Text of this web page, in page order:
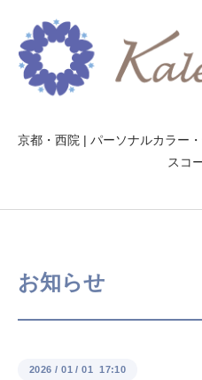
京都・西院 | パーソナルカラー
スコ
お知らせ
2026 /01 /01 17:10